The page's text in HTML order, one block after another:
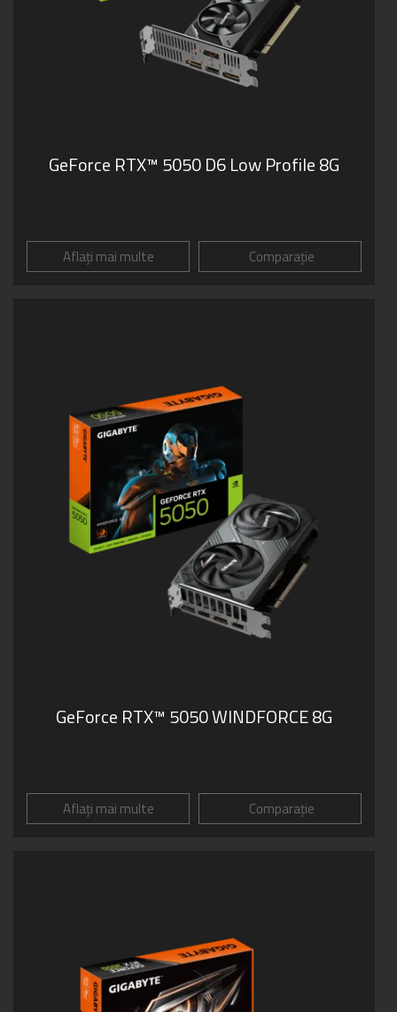
GeForce RTX™ 5050 D6 Low Profile 8G
Aflați mai multe Comparație
GeForce RTX™ 5050 WINDFORCE 8G
Aflați mai multe Comparație